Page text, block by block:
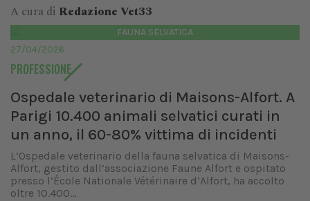
A cura di Redazione Vet33
FAUNA SELVATICA
27/04/2026
PROFESSIONE
Ospedale veterinario di Maisons-Alfort. A
Parigi 10.400 animali selvatici curati in
un anno, il 60-80% vittima di incidenti
L’Ospedale veterinario della fauna selvatica di Maisons-
Alfort, gestito dall’associazione Faune Alfort e ospitato
presso l’École Nationale Vétérinaire d’Alfort, ha accolto
oltre 10.400...